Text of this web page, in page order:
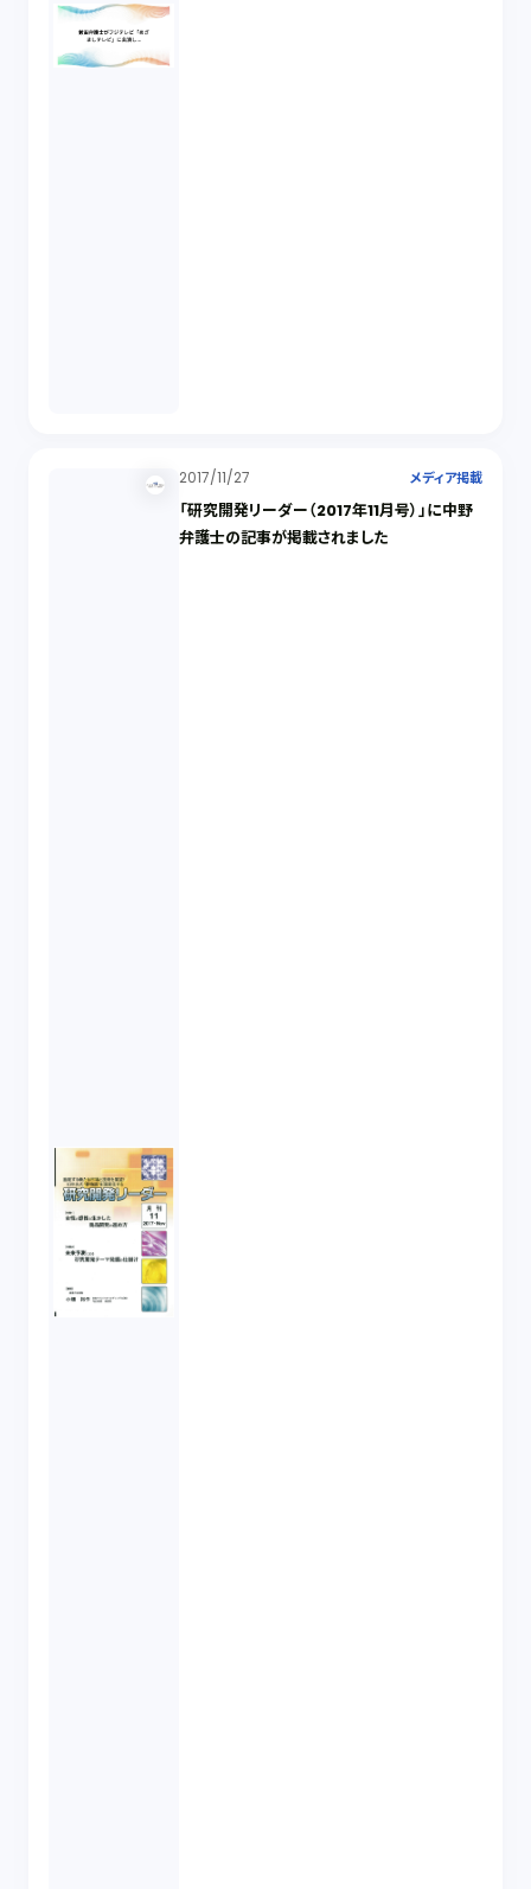
2017/11/27 メディア掲載
「研究開発リーダー（2017年11月号）」に中野
弁護士の記事が掲載されました